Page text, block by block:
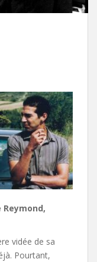
Reymond,
vidée de sa
Pourtant,